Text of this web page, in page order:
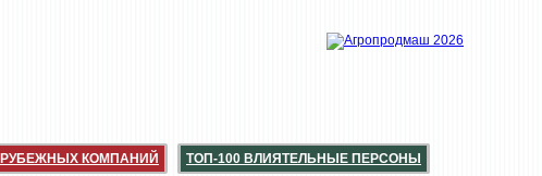
КОМПАНИЙ ТОП-100 ВЛИЯТЕЛЬНЫЕ ПЕРСОНЫ